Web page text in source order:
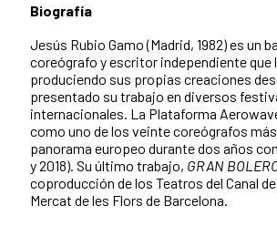
Biografía
Jesús Rubio Gamo (Madrid, 1982) es un
coreógrafo y escritor independiente que
produciendo sus propias creaciones
presentado su trabajo en diversos
internacionales. La Plataforma
como uno de los veinte coreógrafos
panorama europeo durante dos años
y 2018). Su último trabajo, GRAN
coproducción de los Teatros del Canal de
Mercat de les Flors de Barcelona.